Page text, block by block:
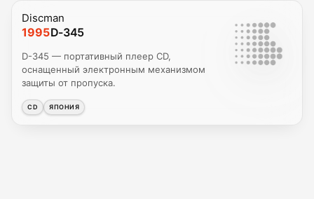
Discman
1995D-345
D-345 — портативный плеер CD,
оснащенный электронным механизмом
защиты от пропуска.
CD ЯПОНИЯ